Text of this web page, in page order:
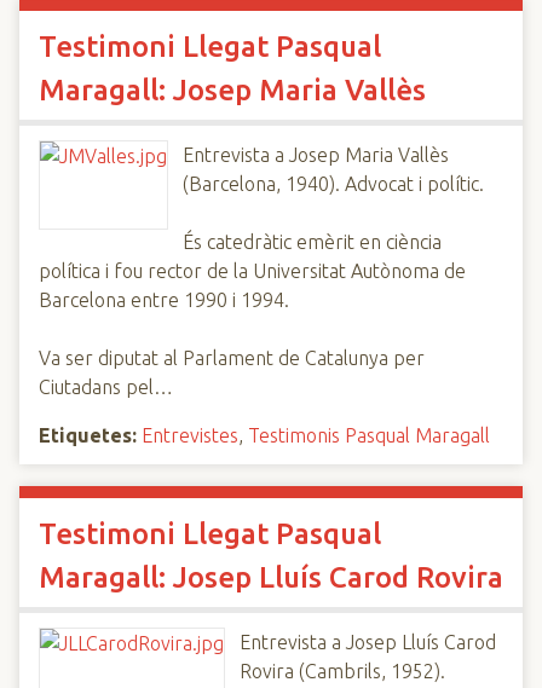
Testimoni Llegat Pasqual
Maragall: Josep Maria Vallès
Entrevista a Josep Maria Vallès
(Barcelona, 1940). Advocat i polític.
És catedràtic emèrit en ciència
política i fou rector de la Universitat Autònoma de
Barcelona entre 1990 i 1994.
Va ser diputat al Parlament de Catalunya per
Ciutadans pel…
Etiquetes: Entrevistes, Testimonis Pasqual Maragall
Testimoni Llegat Pasqual
Maragall: Josep Lluís Carod Rovira
Entrevista a Josep Lluís Carod
Rovira (Cambrils, 1952).